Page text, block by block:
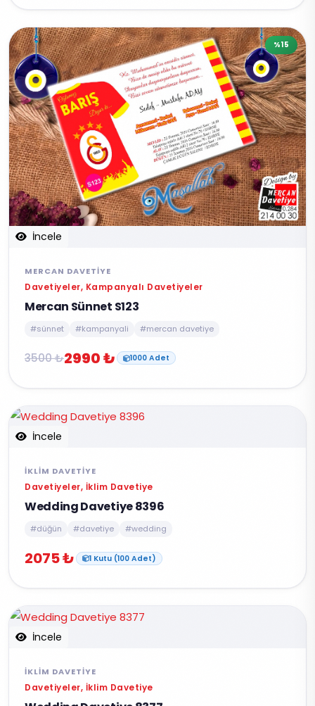
İncele
%15
MERCAN DAVETIYE
Davetiyeler, Kampanyalı Davetiyeler
Mercan Sünnet S123
#sünnet #kampanyali #mercan davetiye
3500 ₺2990 ₺ 1000 Adet
İncele
İKLIM DAVETIYE
Davetiyeler, İklim Davetiye
Wedding Davetiye 8396
#düğün #davetiye #wedding
2075 ₺ 1 Kutu (100 Adet)
İncele
İKLIM DAVETIYE
Davetiyeler, İklim Davetiye